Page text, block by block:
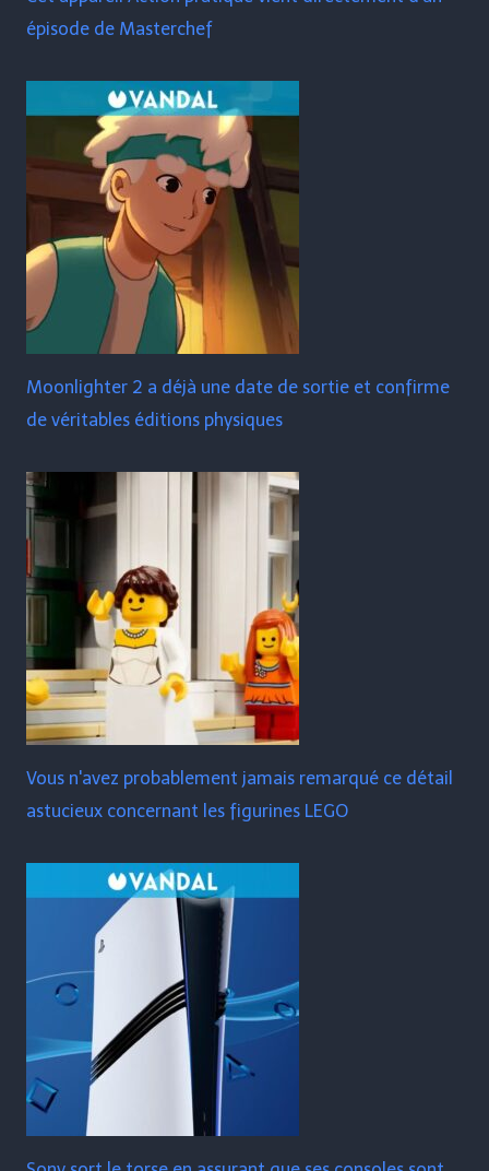
épisode de Masterchef
Moonlighter 2 a déjà une date de sortie et confirme
de véritables éditions physiques
Vous n'avez probablement jamais remarqué ce détail
astucieux concernant les figurines LEGO